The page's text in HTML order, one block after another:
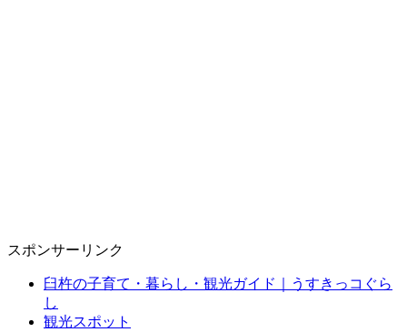
スポンサーリンク
臼杵の子育て・暮らし・観光ガイド｜うすきっコぐら
し
観光スポット